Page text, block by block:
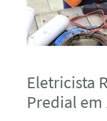
Eletricista
Predial em